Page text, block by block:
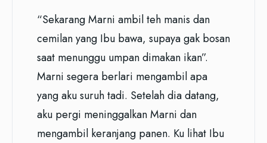
“Sekarang Marni ambil teh manis dan
cemilan yang Ibu bawa, supaya gak bosan
saat menunggu umpan dimakan ikan”.
Marni segera berlari mengambil apa
yang aku suruh tadi. Setelah dia datang,
aku pergi meninggalkan Marni dan
mengambil keranjang panen. Ku lihat Ibu